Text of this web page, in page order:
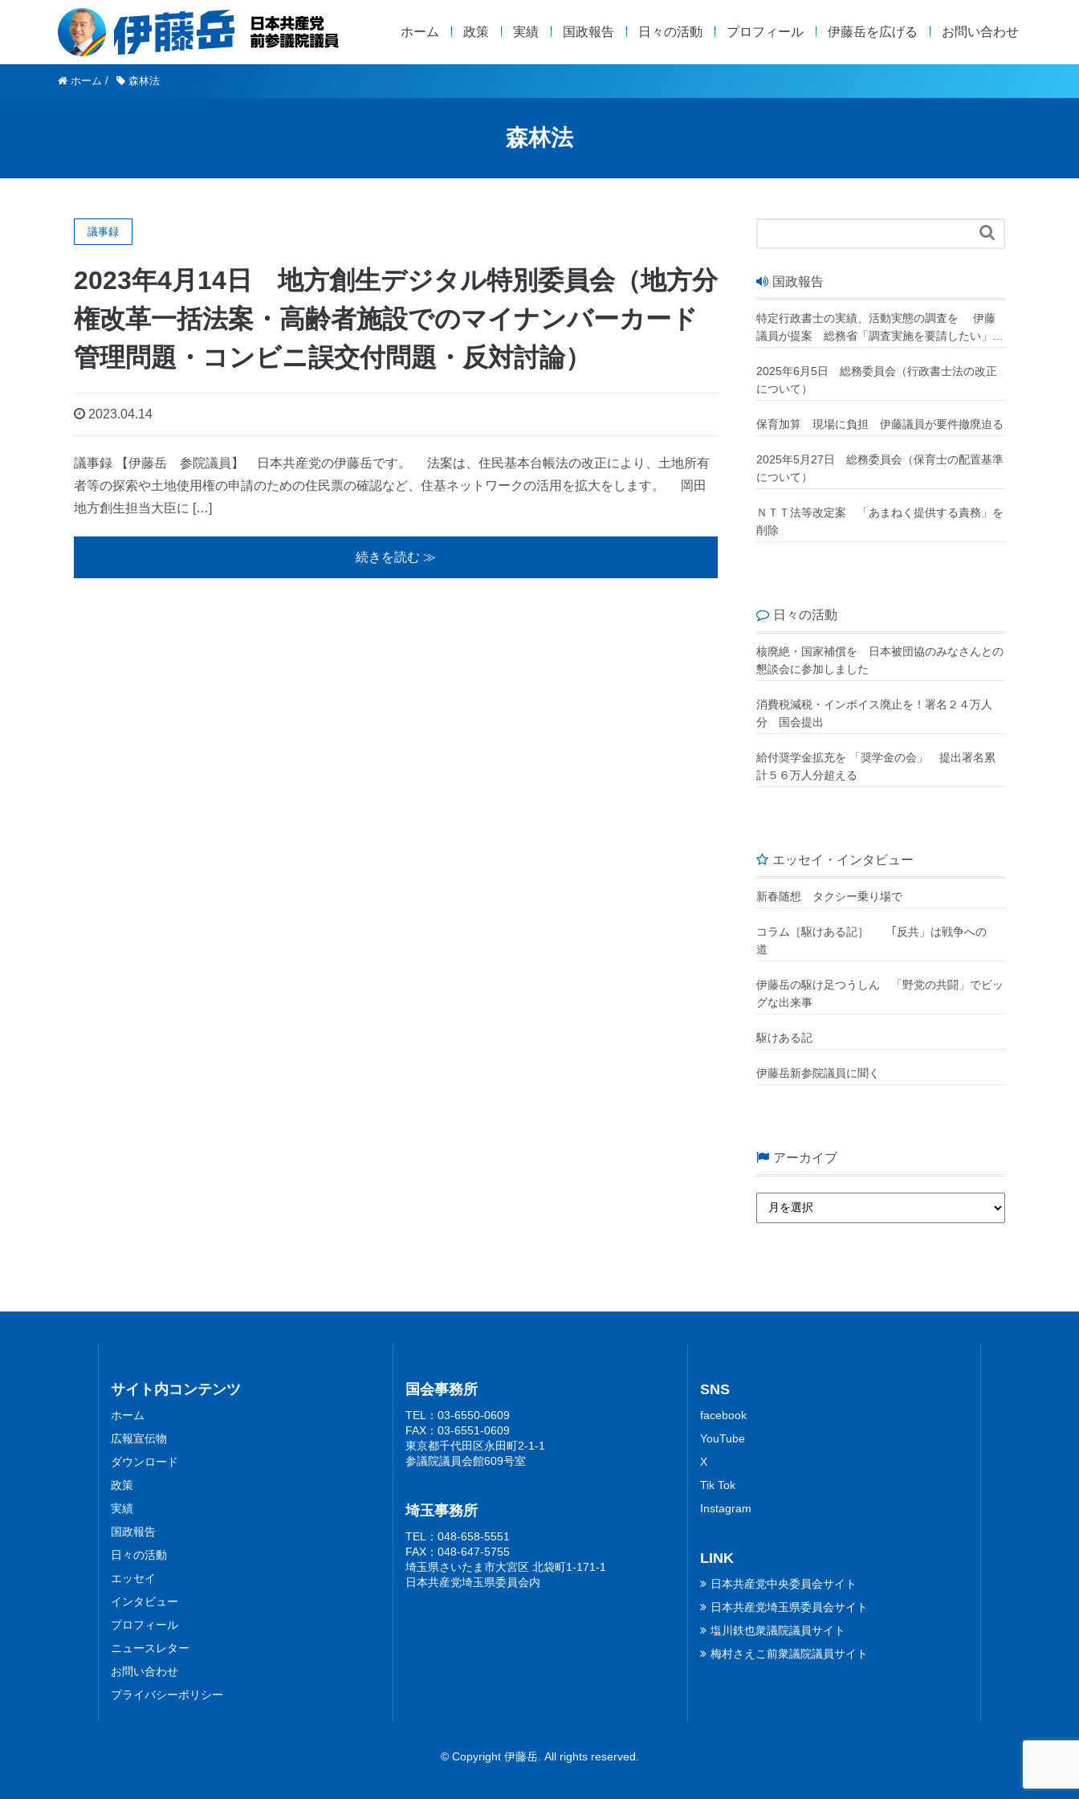
ホーム 政策 実績 国政報告 日々の活動 プロフィール 伊藤岳を広げる お問い合わせ
ホーム / 森林法
森林法
議事録
2023年4月14日 地方創生デジタル特別委員会（地方分
権改革一括法案・高齢者施設でのマイナンバーカード
管理問題・コンビニ誤交付問題・反対討論）
2023.04.14
議事録 【伊藤岳 参院議員】 日本共産党の伊藤岳です。 法案は、住民基本台帳法の改正により、土地所有
者等の探索や土地使用権の申請のための住民票の確認など、住基ネットワークの活用を拡大をします。 岡田
地方創生担当大臣に […]
続きを読む ≫

国政報告
特定行政書士の実績、活動実態の調査を 伊藤
議員が提案 総務省「調査実施を要請したい」
2025年6月5日 総務委員会（行政書士法の改正
について）
保育加算 現場に負担 伊藤議員が要件撤廃迫る
2025年5月27日 総務委員会（保育士の配置基準
について）
ＮＴＴ法等改定案 「あまねく提供する責務」を
削除
日々の活動
核廃絶・国家補償を 日本被団協のみなさんとの
懇談会に参加しました
消費税減税・インボイス廃止を！署名２４万人
分 国会提出
給付奨学金拡充を 「奨学金の会」 提出署名累
計５６万人分超える
エッセイ・インタビュー
新春随想 タクシー乗り場で
コラム［駆けある記］ ｢反共」は戦争への
道
伊藤岳の駆け足つうしん 「野党の共闘」でビッ
グな出来事
駆けある記
伊藤岳新参院議員に聞く
アーカイブ
サイト内コンテンツ
ホーム
広報宣伝物
ダウンロード
政策
実績
国政報告
日々の活動
エッセイ
インタビュー
プロフィール
ニュースレター
お問い合わせ
プライバシーポリシー
国会事務所
TEL：03-6550-0609
FAX：03-6551-0609
東京都千代田区永田町2-1-1
参議院議員会館609号室
埼玉事務所
TEL：048-658-5551
FAX：048-647-5755
埼玉県さいたま市大宮区 北袋町1-171-1
日本共産党埼玉県委員会内
SNS
facebook
YouTube
X
Tik Tok
Instagram
LINK
日本共産党中央委員会サイト
日本共産党埼玉県委員会サイト
塩川鉄也衆議院議員サイト
梅村さえこ前衆議院議員サイト
© Copyright 伊藤岳. All rights reserved.